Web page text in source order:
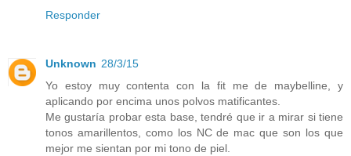
Responder
Unknown 28/3/15
Yo estoy muy contenta con la fit me de maybelline, y
aplicando por encima unos polvos matificantes.
Me gustaría probar esta base, tendré que ir a mirar si tiene
tonos amarillentos, como los NC de mac que son los que
mejor me sientan por mi tono de piel.